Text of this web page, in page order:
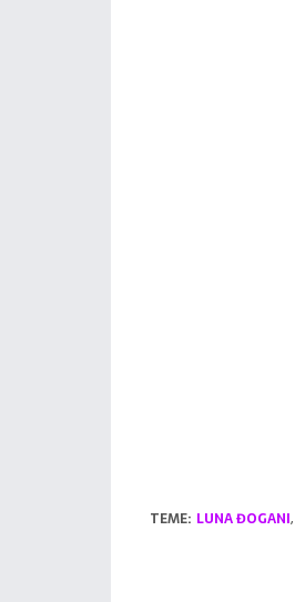
TEME: LUNA ĐOGANI,